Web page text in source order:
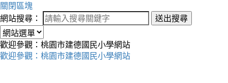
關閉區塊
網站搜尋：
送出搜尋
歡迎參觀：桃園市建德國民小學網站
歡迎參觀：桃園市建德國民小學網站